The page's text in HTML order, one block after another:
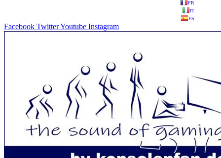
FR
IT
ES
Facebook TwitterYoutube Instagram